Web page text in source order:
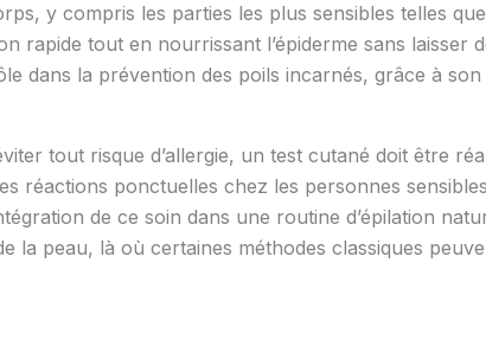
y compris les parties les plus sensibles telles
rapide tout en nourrissant l’épiderme sans laisser
dans la prévention des poils incarnés, grâce à
tout risque d’allergie, un test cutané doit être
réactions ponctuelles chez les personnes
de ce soin dans une routine d’épilation
la peau, là où certaines méthodes classiques